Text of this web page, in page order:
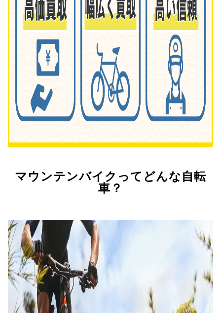
マウンテンバイクってどんな自転
車？